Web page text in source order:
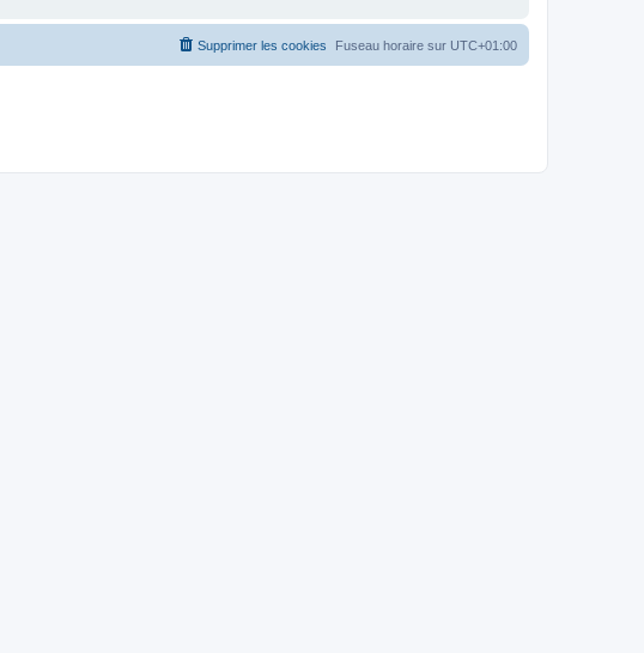
Fuseau horaire sur UTC+01:00
Supprimer les cookies